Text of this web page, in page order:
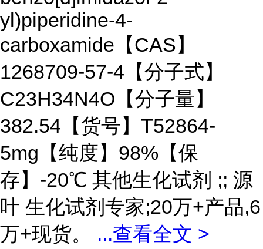
yl)piperidine-4-
carboxamide【CAS】
1268709-57-4【分子式】
C23H34N4O【分子量】
382.54【货号】T52864-
5mg【纯度】98%【保
存】-20℃ 其他生化试剂 ;; 源
叶 生化试剂专家;20万+产品,6
万+现货。 ...查看全文 >